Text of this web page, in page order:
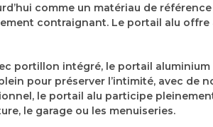
comme un matériau de
contraignant. Le portail alu
portillon intégré, le portail
pour préserver l’intimité, avec
le portail alu participe
le garage ou les menuiseries.